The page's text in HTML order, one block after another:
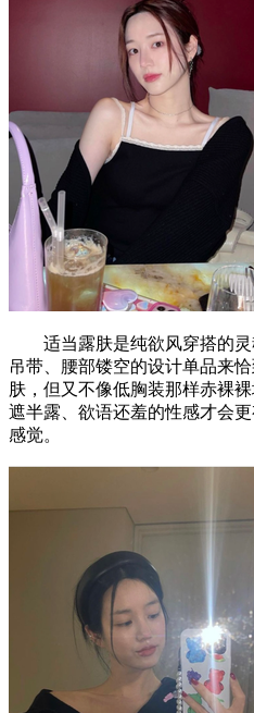
适当露肤是纯欲风穿搭的灵
吊带、腰部镂空的设计单品来
肤，但又不像低胸装那样赤裸
遮半露、欲语还羞的性感才会
感觉。